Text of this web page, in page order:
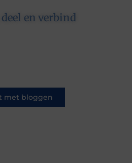
en verbind
met bloggen